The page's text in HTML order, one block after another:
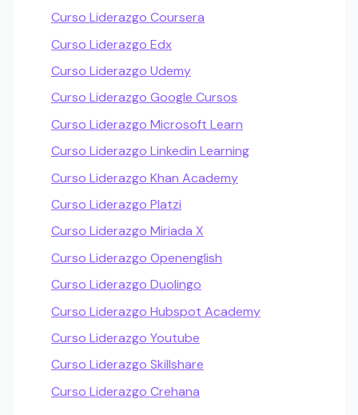
Curso Liderazgo Coursera
Curso Liderazgo Edx
Curso Liderazgo Udemy
Curso Liderazgo Google Cursos
Curso Liderazgo Microsoft Learn
Curso Liderazgo Linkedin Learning
Curso Liderazgo Khan Academy
Curso Liderazgo Platzi
Curso Liderazgo Miriada X
Curso Liderazgo Openenglish
Curso Liderazgo Duolingo
Curso Liderazgo Hubspot Academy
Curso Liderazgo Youtube
Curso Liderazgo Skillshare
Curso Liderazgo Crehana